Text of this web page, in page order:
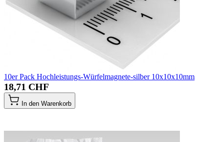
10er Pack Hochleistungs-Würfelmagnete-silber 10x10x10mm
18,71 CHF
In den Warenkorb